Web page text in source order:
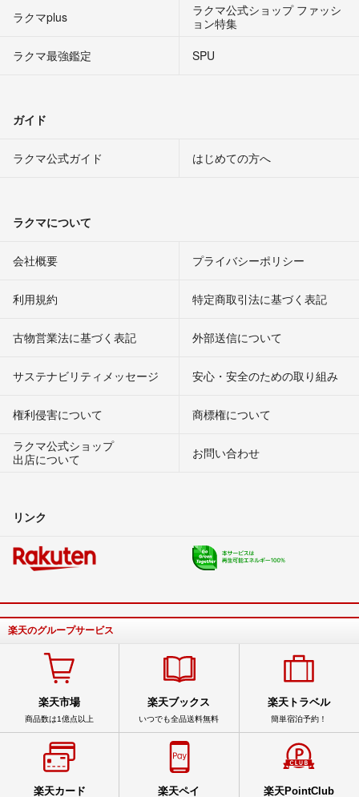
ラクマplus
ラクマ公式ショップ ファッシ
ョン特集
ラクマ最強鑑定
SPU
ガイド
ラクマ公式ガイド はじめての方へ
ラクマについて
会社概要 プライバシーポリシー
利用規約 特定商取引法に基づく表記
古物営業法に基づく表記 外部送信について
サステナビリティメッセージ 安心・安全のための取り組み
権利侵害について
商標権について
ラクマ公式ショップ
出店について
お問い合わせ
リンク
楽天のグループサービス
楽天市場
商品数は1億点以上
楽天ブックス
いつでも全品送料無料
楽天トラベル
簡単宿泊予約！
楽天カード 楽天ペイ 楽天PointClub